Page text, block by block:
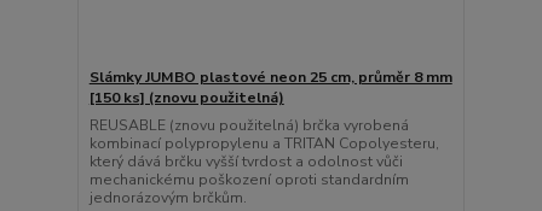
Slámky JUMBO plastové neon 25 cm, průměr 8 mm
[150 ks] (znovu použitelná)
REUSABLE (znovu použitelná) brčka vyrobená
kombinací polypropylenu a TRITAN Copolyesteru,
který dává brčku vyšší tvrdost a odolnost vůči
mechanickému poškození oproti standardním
jednorázovým brčkům.